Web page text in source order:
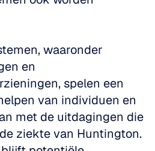
waaronder
en
spelen een
van individuen en
met de uitdagingen die